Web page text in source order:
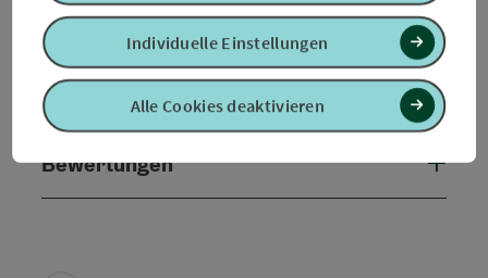
Eignung
Barrierefreiheit
Bewertungen
Alle Cookies deaktivieren
Individuelle Einstellungen